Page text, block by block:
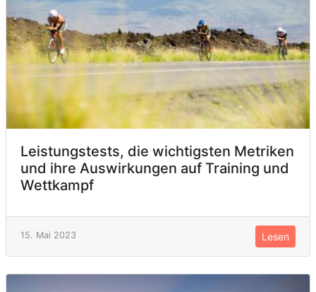
Leistungstests, die wichtigsten Metriken
und ihre Auswirkungen auf Training und
Wettkampf
15. Mai 2023 Lesen